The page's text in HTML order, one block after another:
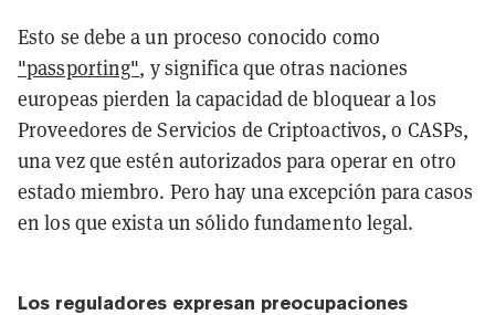
Esto se debe a un proceso conocido como
"passporting", y significa que otras naciones
europeas pierden la capacidad de bloquear a los
Proveedores de Servicios de Criptoactivos, o CASPs,
una vez que estén autorizados para operar en otro
estado miembro. Pero hay una excepción para casos
en los que exista un sólido fundamento legal.
Los reguladores expresan preocupaciones